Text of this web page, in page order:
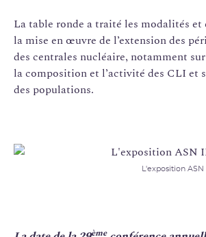
La table ronde a traité les modalités et
la mise en œuvre de l’extension des
des centrales nucléaire, notamment
la composition et l’activité des CLI et
des populations.
L'exposition
ème